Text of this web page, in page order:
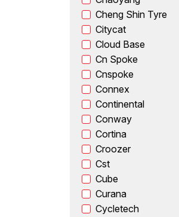
Cheng Shin Tyre
Citycat
Cloud Base
Cn Spoke
Cnspoke
Connex
Continental
Conway
Cortina
Croozer
Cst
Cube
Curana
Cycletech